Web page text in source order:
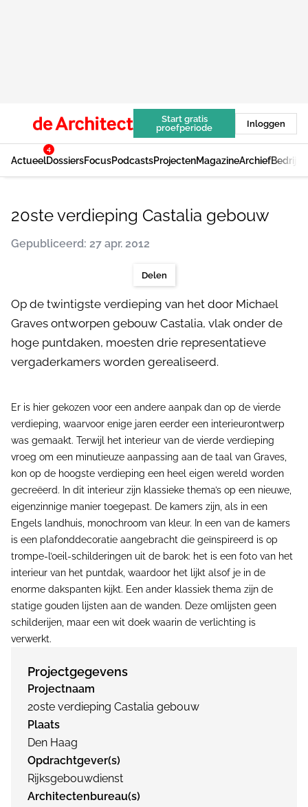
Start gratis
proefperiode
Inloggen
Actueel
4
DossiersFocusPodcastsProjectenMagazineArchief
20ste verdieping Castalia gebouw
Gepubliceerd: 27 apr. 2012
Delen
Op de twintigste verdieping van het door Michael
Graves ontworpen gebouw Castalia, vlak onder de
hoge puntdaken, moesten drie representatieve
vergaderkamers worden gerealiseerd.
Er is hier gekozen voor een andere aanpak dan op de vierde
verdieping, waarvoor enige jaren eerder een interieurontwerp
was gemaakt. Terwijl het interieur van de vierde verdieping
vroeg om een minutieuze aanpassing aan de taal van Graves,
kon op de hoogste verdieping een heel eigen wereld worden
gecreëerd. In dit interieur zijn klassieke thema’s op een nieuwe,
eigenzinnige manier toegepast. De kamers zijn, als in een
Engels landhuis, monochroom van kleur. In een van de kamers
is een plafonddecoratie aangebracht die geïnspireerd is op
trompe-l’oeil-schilderingen uit de barok: het is een foto van het
interieur van het puntdak, waardoor het lijkt alsof je in de
enorme dakspanten kijkt. Een ander klassiek thema zijn de
statige gouden lijsten aan de wanden. Deze omlijsten geen
schilderijen, maar een wit doek waarin de verlichting is
verwerkt.
Projectgegevens
Projectnaam
20ste verdieping Castalia gebouw
Plaats
Den Haag
Opdrachtgever(s)
Rijksgebouwdienst
Architectenbureau(s)